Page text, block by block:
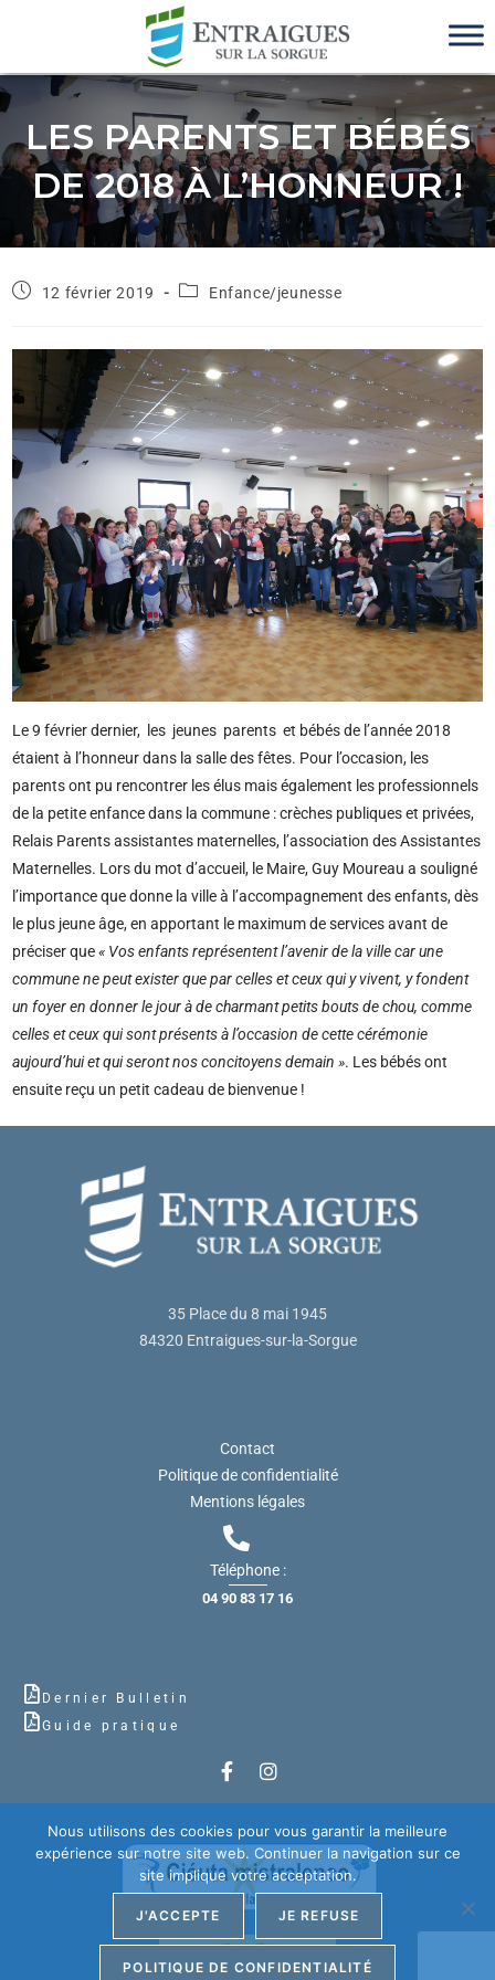
LES PARENTS ET BÉBÉS
DE 2018 À L’HONNEUR !
12 février 2019 Enfance/jeunesse
Le 9 février dernier, les jeunes parents et bébés de l’année 2018
étaient à l’honneur dans la salle des fêtes. Pour l’occasion, les
parents ont pu rencontrer les élus mais également les professionnels
de la petite enfance dans la commune : crèches publiques et privées,
Relais Parents assistantes maternelles, l’association des Assistantes
Maternelles. Lors du mot d’accueil, le Maire, Guy Moureau a souligné
l’importance que donne la ville à l’accompagnement des enfants, dès
le plus jeune âge, en apportant le maximum de services avant de
préciser que« Vos enfants représentent l’avenir de la ville car une
commune ne peut exister que par celles et ceux qui y vivent, y fondent
un foyer en donner le jour à de charmant petits bouts de chou, comme
celles et ceux qui sont présents à l’occasion de cette cérémonie
aujourd’hui et qui seront nos concitoyens demain ». Les bébés ont
ensuite reçu un petit cadeau de bienvenue !
35 Place du 8 mai 1945
84320 Entraigues-sur-la-Sorgue
Contact
Politique de confidentialité
Mentions légales
Téléphone :
04 90 83 17 16
Dernier Bulletin
Guide pratique
Nous utilisons des cookies pour vous garantir la meilleure
expérience sur notre site web. Continuer la navigation sur ce
site implique votre acceptation.
J'ACCEPTE JE REFUSE
POLITIQUE DE CONFIDENTIALITÉ